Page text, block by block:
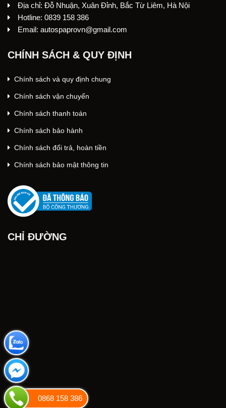
Địa chỉ: Đỗ Nhuận, Xuân Đỉnh, Bắc Từ Liêm, Hà Nội
Hotline: 0839 158 386
Email: autospaprovn@gmail.com
CHÍNH SÁCH & QUY ĐỊNH
Chính sách và quy định chung
Chính sách vận chuyển
Chính sách thanh toán
Chính sách bảo hành
Chính sách đổi trả, hoàn tiền
Chính sách bảo mật thông tin
CHỈ ĐƯỜNG
0868 158 386